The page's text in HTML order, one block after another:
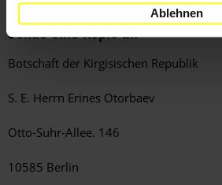
Ablehnen
Sende eine Kopie an
Botschaft der Kirgisischen Republik
S. E. Herrn Erines Otorbaev
Otto-Suhr-Allee. 146
10585 Berlin